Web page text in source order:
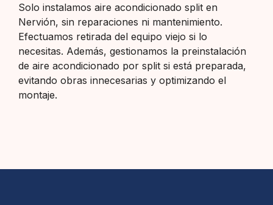
Solo instalamos aire acondicionado split en
Nervión, sin reparaciones ni mantenimiento.
Efectuamos retirada del equipo viejo si lo
necesitas. Además, gestionamos la preinstalación
de aire acondicionado por split si está preparada,
evitando obras innecesarias y optimizando el
montaje.